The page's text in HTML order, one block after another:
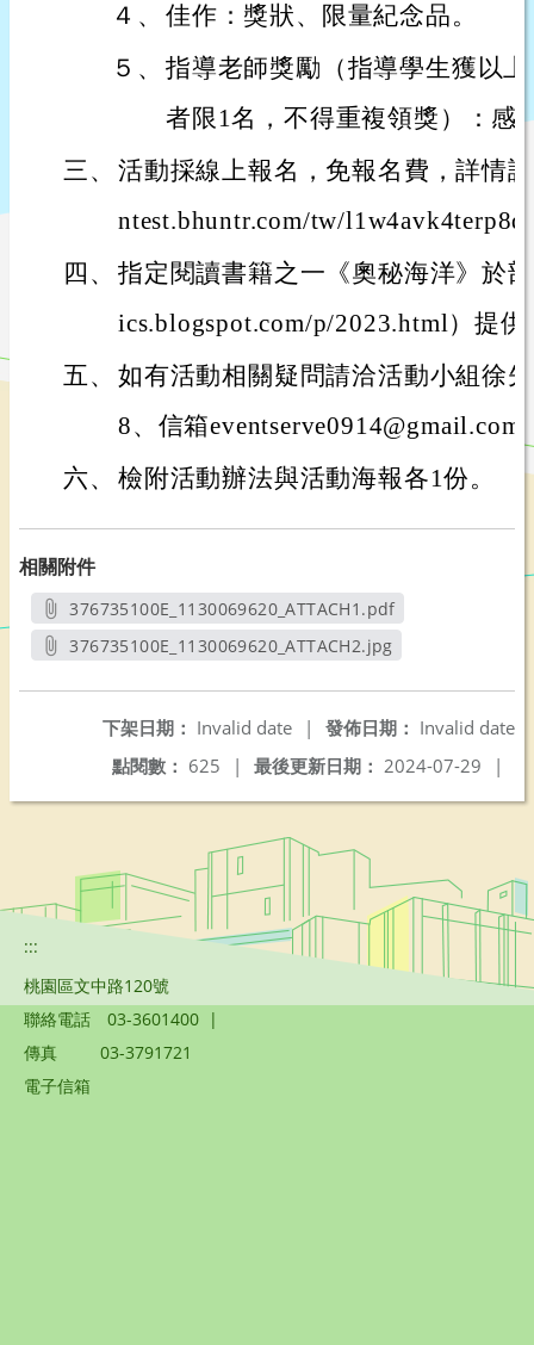
４、 佳作：獎狀、限量紀念品。
５、 指導老師獎勵（指導學生獲以
者限1名，不得重複領獎）：感
三、 活動採線上報名，免報名費，詳情
ntest.bhuntr.com/tw/
四、 指定閱讀書籍之一《奧秘海洋》於
ics.blogspot.com/p/2023.html）提
五、 如有活動相關疑問請洽活動小組徐
8、信箱eventserve0914@gmail.com
六、 檢附活動辦法與活動海報各1份。
相關附件
376735100E_1130069620_ATTACH1.pdf
另開新視窗
376735100E_1130069620_ATTACH2.jpg
發佈日期： Invalid date
下架日期： Invalid date
|
最後更新日期： 2024-07-29 |
點閱數： 625 |
:::
桃園區文中路120號
聯絡電話
03-3601400 |
傳真
03-3791721
電子信箱